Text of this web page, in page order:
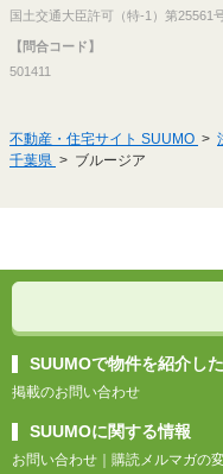
国土交通大臣許可（特-1）第
【問合コード】
501411
不動産・住宅サイト SUUMO
千葉県
ブルージア
SUUMOで物件を紹介し
掲載のお問い合わせ
SUUMOに関する情報
お問い合わせ 購読メルマガの